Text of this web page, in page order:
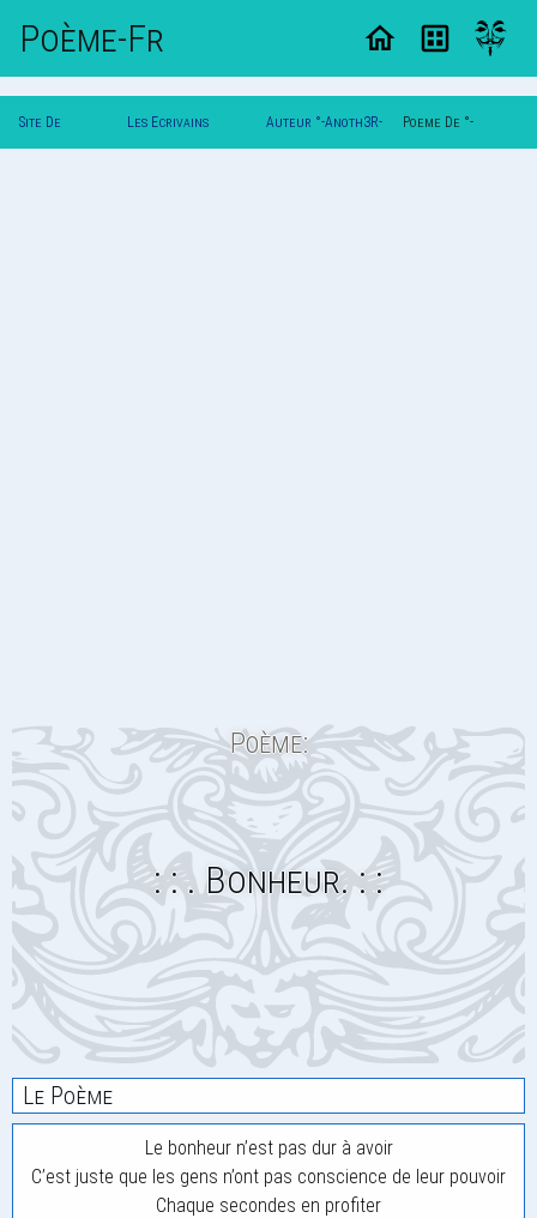
Poème-Fr
Site De Les Ecrivains Auteur °-Anoth3R- Poeme De °-
Poème:
: : . Bonheur. : :
Le Poème
Le bonheur n’est pas dur à avoir
C’est juste que les gens n’ont pas conscience de leur pouvoir
Chaque secondes en profiter